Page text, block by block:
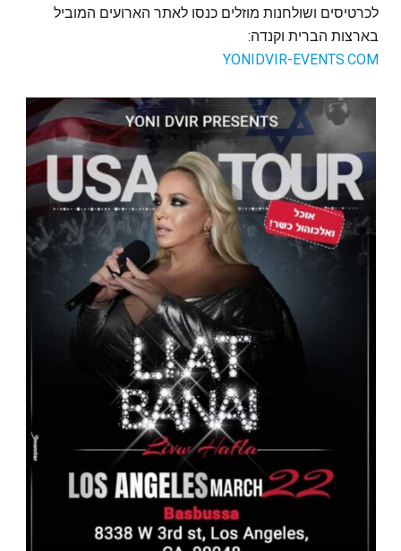
לכרטיסים ושולחנות מוזלים כנסו לאתר הארועים המוביל
בארצות הברית וקנדה:
YONIDVIR-EVENTS.COM